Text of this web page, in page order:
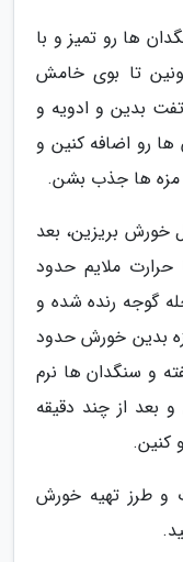
ها رو تمیز و با
تا بوی خامش
بدین و ادویه و
رو اضافه کنین و
مزه ها جذب بشن.
خورش بریزین، بعد
ملایم حدود
گوجه رنده شده و
بدین خورش حدود
و سنگدان ها نرم
بعد از چند دقیقه
کنین.
و طرز تهیه خورش